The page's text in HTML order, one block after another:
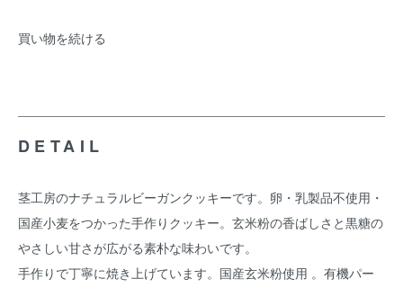
買い物を続ける
DETAIL
茎工房のナチュラルビーガンクッキーです。卵・乳製品不使用・
国産小麦をつかった手作りクッキー。玄米粉の香ばしさと黒糖の
やさしい甘さが広がる素朴な味わいです。
手作りで丁寧に焼き上げています。国産玄米粉使用 。有機パー